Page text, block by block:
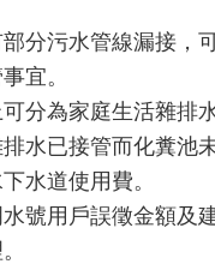
分污水管線漏接，
宜。
分為家庭生活雜排
水已接管而化糞池
水道使用費。
號用戶誤徵金額及